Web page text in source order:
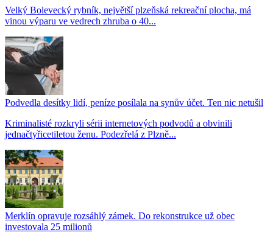
Velký Bolevecký rybník, největší plzeňská rekreační plocha, má
vinou výparu ve vedrech zhruba o 40...
Podvedla desítky lidí, peníze posílala na synův účet. Ten nic netušil
Kriminalisté rozkryli sérii internetových podvodů a obvinili
jednačtyřicetiletou ženu. Podezřelá z Plzně...
Merklín opravuje rozsáhlý zámek. Do rekonstrukce už obec
investovala 25 milionů